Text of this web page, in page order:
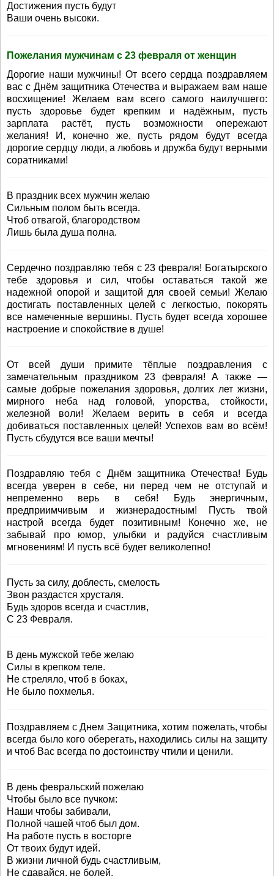
Достижения пусть будут
Ваши очень высоки.
Пожелания мужчинам с 23 февраля от женщин
Дорогие наши мужчины! От всего сердца поздравляем
вас с Днём защитника Отечества и выражаем вам наше
восхищение! Желаем вам всего самого наилучшего:
пусть здоровье будет крепким и надёжным, пусть
зарплата растёт, пусть возможности опережают
желания! И, конечно же, пусть рядом будут всегда
дорогие сердцу люди, а любовь и дружба будут верными
соратниками!
В праздник всех мужчин желаю
Сильным полом быть всегда.
Чтоб отвагой, благородством
Лишь была душа полна.
Сердечно поздравляю тебя с 23 февраля! Богатырского
тебе здоровья и сил, чтобы оставаться такой же
надежной опорой и защитой для своей семьи! Желаю
достигать поставленных целей с легкостью, покорять
все намеченные вершины. Пусть будет всегда хорошее
настроение и спокойствие в душе!
От всей души примите тёплые поздравления с
замечательным праздником 23 февраля! А также —
самые добрые пожелания здоровья, долгих лет жизни,
мирного неба над головой, упорства, стойкости,
железной воли! Желаем верить в себя и всегда
добиваться поставленных целей! Успехов вам во всём!
Пусть сбудутся все ваши мечты!
Поздравляю тебя с Днём защитника Отечества! Будь
всегда уверен в себе, ни перед чем не отступай и
непременно верь в себя! Будь энергичным,
предприимчивым и жизнерадостным! Пусть твой
настрой всегда будет позитивным! Конечно же, не
забывай про юмор, улыбки и радуйся счастливым
мгновениям! И пусть всё будет великолепно!
Пусть за силу, доблесть, смелость
Звон раздастся хрусталя.
Будь здоров всегда и счастлив,
С 23 Февраля.
В день мужской тебе желаю
Силы в крепком теле.
Не стреляло, чтоб в боках,
Не было похмелья.
Поздравляем с Днем Защитника, хотим пожелать, чтобы
всегда было кого оберегать, находились силы на защиту
и чтоб Вас всегда по достоинству чтили и ценили.
В день февральский пожелаю
Чтобы было все пучком:
Наши чтобы забивали,
Полной чашей чтоб был дом.
На работе пусть в восторге
От твоих будут идей.
В жизни личной будь счастливым,
Не сдавайся, не болей.